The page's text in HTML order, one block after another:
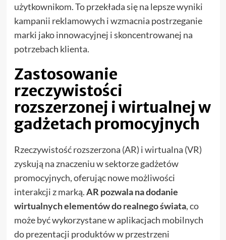
użytkownikom. To przekłada się na lepsze wyniki
kampanii reklamowych i wzmacnia postrzeganie
marki jako innowacyjnej i skoncentrowanej na
potrzebach klienta.
Zastosowanie
rzeczywistości
rozszerzonej i wirtualnej w
gadżetach promocyjnych
Rzeczywistość rozszerzona (AR) i wirtualna (VR)
zyskują na znaczeniu w sektorze gadżetów
promocyjnych, oferując nowe możliwości
interakcji z marką.AR pozwala na dodanie
wirtualnych elementów do realnego świata, co
może być wykorzystane w aplikacjach mobilnych
do prezentacji produktów w przestrzeni